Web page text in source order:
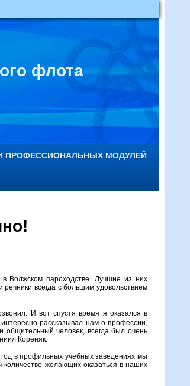
флота
ПРОФЕССИОНАЛЬНЫХ МОДУЛЕЙ
Волжском пароходстве. Лучшие из них
всегда с большим удовольствием
И вот спустя время я оказался в
рассказывал нам о профессии,
общительный человек, всегда был очень
Кореняк.
в профильных учебных заведениях мы
количество желающих оказаться в наших